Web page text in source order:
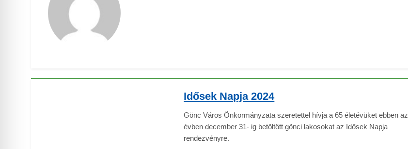
Idősek Napja 2024
Gönc Város Önkormányzata szeretettel hívja a 65 életévüket ebben az
èvben december 31- ig betöltött gönci lakosokat az Idősek Napja
rendezvényre.